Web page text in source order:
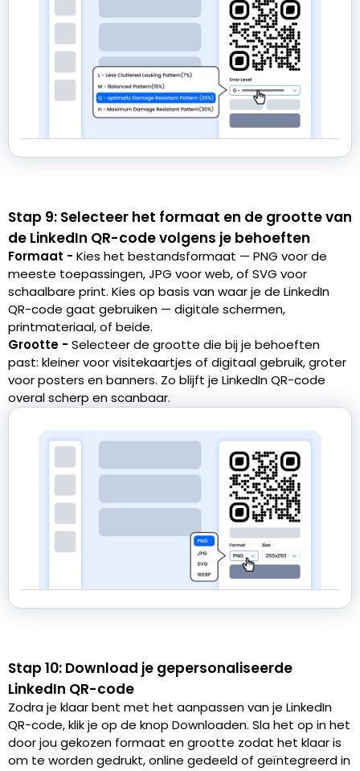
Stap 9: Selecteer het formaat en de grootte van
de LinkedIn QR-code volgens je behoeften
Formaat - Kies het bestandsformaat — PNG voor de
meeste toepassingen, JPG voor web, of SVG voor
schaalbare print. Kies op basis van waar je de LinkedIn
QR-code gaat gebruiken — digitale schermen,
printmateriaal, of beide.
Grootte - Selecteer de grootte die bij je behoeften
past: kleiner voor visitekaartjes of digitaal gebruik, groter
voor posters en banners. Zo blijft je LinkedIn QR-code
overal scherp en scanbaar.
Stap 10: Download je gepersonaliseerde
LinkedIn QR-code
Zodra je klaar bent met het aanpassen van je LinkedIn
QR-code, klik je op de knop Downloaden. Sla het op in het
door jou gekozen formaat en grootte zodat het klaar is
om te worden gedrukt, online gedeeld of geïntegreerd in